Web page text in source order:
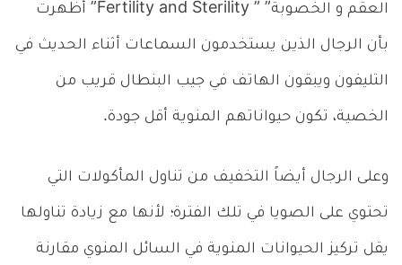
العقم و الخصوبة” ” Fertility and Sterility” أظهرت
بأن الرجال الذين يستخدمون السماعات أثناء الحديث في
التليفون ويبقون الهاتف في جيب البنطال قريب من
الخصية، تكون حيواناتهم المنوية أقل جودة.
وعلى الرجال أيضاً التخفيف من تناول المأكولات التي
تحتوي على الصويا في تلك الفترة؛ لأنها مع زيادة تناولها
يقل تركيز الحيوانات المنوية في السائل المنوي مقارنة